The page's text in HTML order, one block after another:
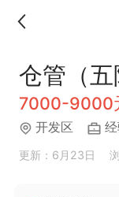
仓管（
7000-9000
开发区
更新：6月23日